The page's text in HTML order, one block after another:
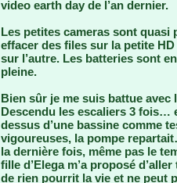
video earth day de l’an dernier.
Les petites cameras sont quasi
effacer des files sur la petite
sur l’autre. Les batteries sont
pleine.
Bien sûr je me suis battue
Descendu les escaliers 3 fois…
dessus d’une bassine comme
vigoureuses, la pompe
la dernière fois, même pas le
fille d’Elega m’a proposé
de rien pourrit la vie et ne peut